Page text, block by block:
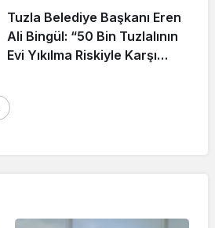
Tuzla Belediye Başkanı Eren
Ali Bingül: “50 Bin Tuzlalının
Evi Yıkılma Riskiyle Karşı